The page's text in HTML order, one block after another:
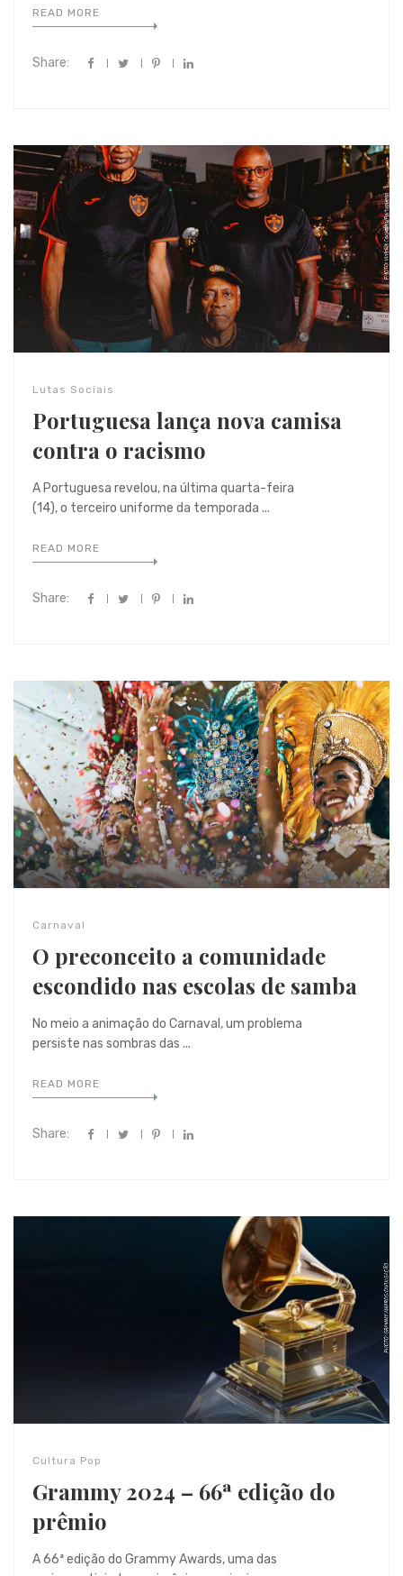
READ MORE
Share:
Lutas Sociais
Portuguesa lança nova camisa
contra o racismo
A Portuguesa revelou, na última quarta-feira
(14), o terceiro uniforme da temporada ...
READ MORE
Share:
Carnaval
O preconceito a comunidade
escondido nas escolas de samba
No meio a animação do Carnaval, um problema
persiste nas sombras das ...
READ MORE
Share:
Cultura Pop
Grammy 2024 – 66ª edição do
prêmio
A 66ª edição do Grammy Awards, uma das